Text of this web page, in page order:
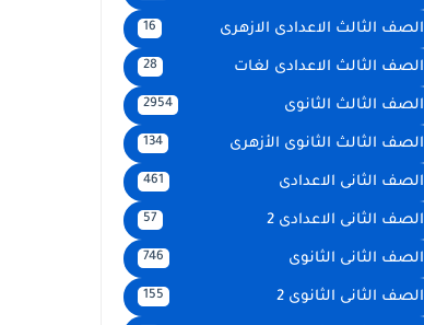
الصف الثالث الاعدادى الازهرى 16
الصف الثالث الاعدادى لغات 28
الصف الثالث الثانوى 2954
الصف الثالث الثانوى الأزهرى 134
الصف الثانى الاعدادى 461
الصف الثانى الاعدادى 2 57
الصف الثانى الثانوى 746
الصف الثانى الثانوى 2 155